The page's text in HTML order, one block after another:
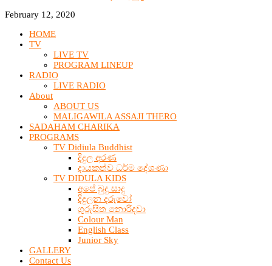
February 12, 2020
HOME
TV
LIVE TV
PROGRAM LINEUP
RADIO
LIVE RADIO
About
ABOUT US
MALIGAWILA ASSAJI THERO
SADAHAM CHARIKA
PROGRAMS
TV Didiula Buddhist
දිදුල අරණ
දායකත්ව ධර්ම දේශණා
TV DIDULA KIDS
අපේ බුදු සාදු
දිදුලන දරුවෝ
ගුරුසිත නොරිදවා
Colour Man
English Class
Junior Sky
GALLERY
Contact Us